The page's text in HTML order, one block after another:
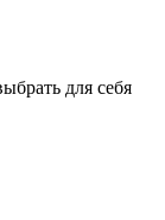
для себя